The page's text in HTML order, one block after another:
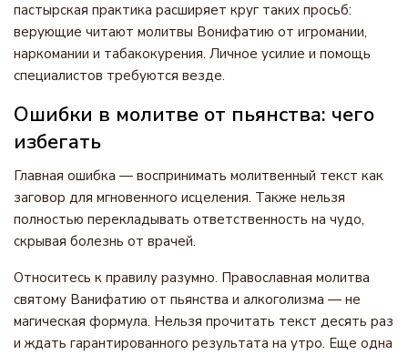
пастырская практика расширяет круг таких просьб:
верующие читают молитвы Вонифатию от игромании,
наркомании и табакокурения. Личное усилие и помощь
специалистов требуются везде.
Ошибки в молитве от пьянства: чего
избегать
Главная ошибка — воспринимать молитвенный текст как
заговор для мгновенного исцеления. Также нельзя
полностью перекладывать ответственность на чудо,
скрывая болезнь от врачей.
Относитесь к правилу разумно. Православная молитва
святому Ванифатию от пьянства и алкоголизма — не
магическая формула. Нельзя прочитать текст десять раз
и ждать гарантированного результата на утро. Еще одна